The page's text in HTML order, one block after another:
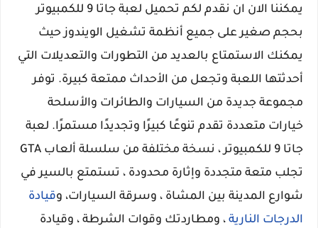
يمكننا الان ان نقدم لكم تحميل لعبة جاتا 9 للكمبيوتر
بحجم صغير على جميع أنظمة تشغيل الويندوز حيث
يمكنك الاستمتاع بالعديد من التطورات والتعديلات التي
أحدثتها اللعبة وتجعل من الأحداث ممتعة كبيرة. توفر
مجموعة جديدة من السيارات والطائرات والأسلحة
خيارات متعددة تقدم تنوعًا كبيرًا وتجديدًا مستمرًا. لعبة
جاتا 9 للكمبيوتر ، نسخة مختلفة من سلسلة ألعاب GTA
تجلب متعة متجددة وإثارة محدودة ، تستمتع بالسير في
شوارع المدينة بين المشاة ، وسرقة السيارات، وقيادة
الدرجات النارية ، ومطاردتك وقوات الشرطة ، وقيادة